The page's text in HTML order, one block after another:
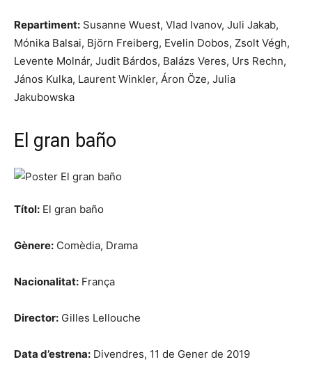
Repartiment: Susanne Wuest, Vlad Ivanov, Juli Jakab,
Mónika Balsai, Björn Freiberg, Evelin Dobos, Zsolt Végh,
Levente Molnár, Judit Bárdos, Balázs Veres, Urs Rechn,
János Kulka, Laurent Winkler, Áron Öze, Julia
Jakubowska
El gran baño
Títol: El gran baño
Gènere: Comèdia, Drama
Nacionalitat: França
Director: Gilles Lellouche
Data d’estrena: Divendres, 11 de Gener de 2019